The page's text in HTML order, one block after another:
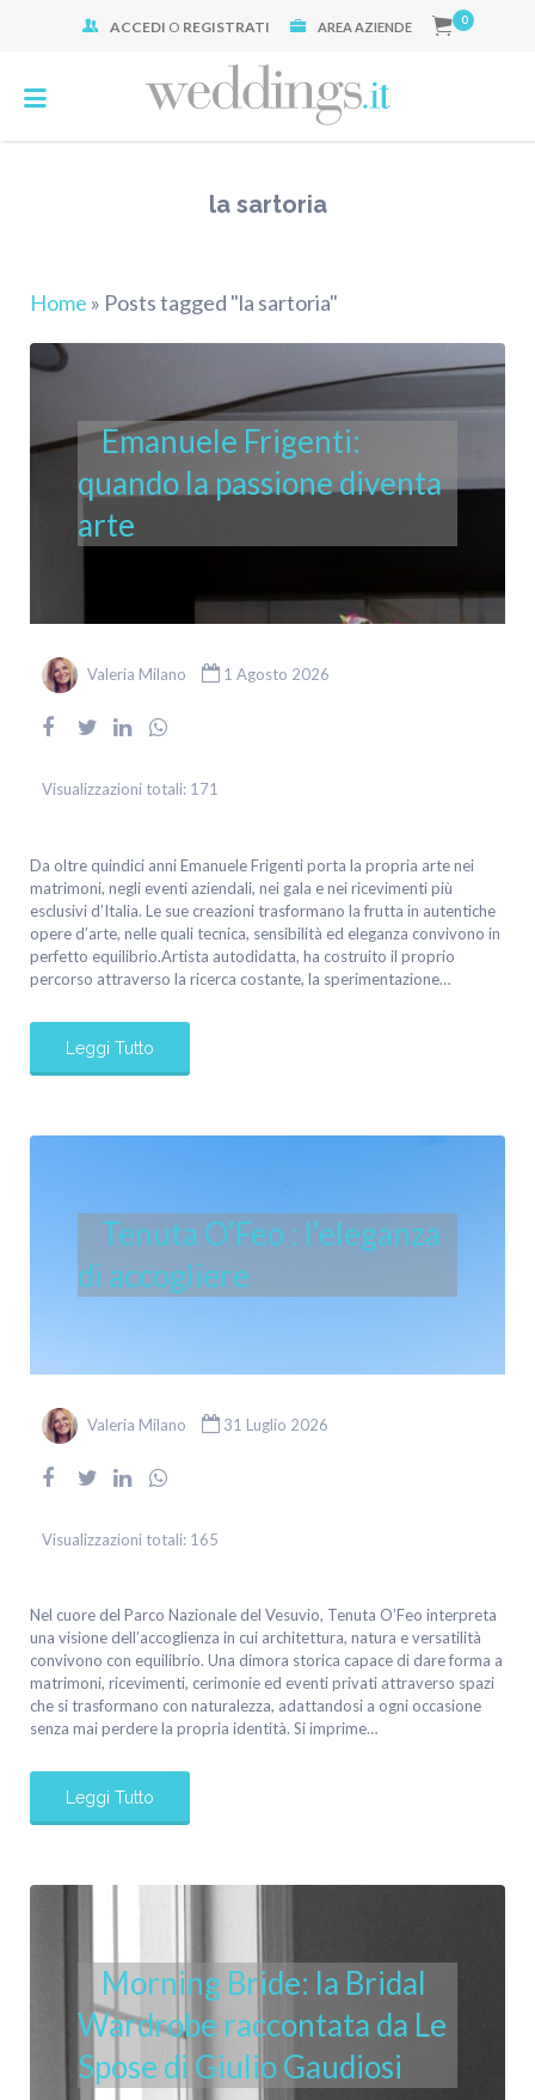
ACCEDI O REGISTRATI AREA AZIENDE 0
la sartoria
Home » Posts tagged "la sartoria"
Emanuele Frigenti:
quando la passione diventa
arte
Valeria Milano 1 Agosto 2026
Visualizzazioni totali: 171
Da oltre quindici anni Emanuele Frigenti porta la propria arte nei
matrimoni, negli eventi aziendali, nei gala e nei ricevimenti più
esclusivi d’Italia. Le sue creazioni trasformano la frutta in autentiche
opere d’arte, nelle quali tecnica, sensibilità ed eleganza convivono in
perfetto equilibrio.Artista autodidatta, ha costruito il proprio
percorso attraverso la ricerca costante, la sperimentazione…
Leggi Tutto
Tenuta O’Feo : l’eleganza
di accogliere
Valeria Milano 31 Luglio 2026
Visualizzazioni totali: 165
Nel cuore del Parco Nazionale del Vesuvio, Tenuta O’Feo interpreta
una visione dell’accoglienza in cui architettura, natura e versatilità
convivono con equilibrio. Una dimora storica capace di dare forma a
matrimoni, ricevimenti, cerimonie ed eventi privati attraverso spazi
che si trasformano con naturalezza, adattandosi a ogni occasione
senza mai perdere la propria identità. Si imprime…
Leggi Tutto
Morning Bride: la Bridal
Wardrobe raccontata da Le
Spose di Giulio Gaudiosi